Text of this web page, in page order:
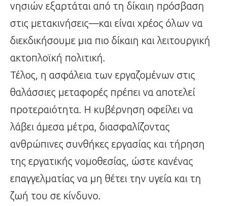
νησιών εξαρτάται από τη δίκαιη πρόσβαση
στις μετακινήσεις—και είναι χρέος όλων να
διεκδικήσουμε μια πιο δίκαιη και λειτουργική
ακτοπλοϊκή πολιτική.
Τέλος, η ασφάλεια των εργαζομένων στις
θαλάσσιες μεταφορές πρέπει να αποτελεί
προτεραιότητα. Η κυβέρνηση οφείλει να
λάβει άμεσα μέτρα, διασφαλίζοντας
ανθρώπινες συνθήκες εργασίας και τήρηση
της εργατικής νομοθεσίας, ώστε κανένας
επαγγελματίας να μη θέτει την υγεία και τη
ζωή του σε κίνδυνο.